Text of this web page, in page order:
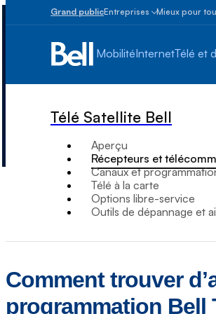
Grand publicEntreprises
entreprises
100
Moyennes
grandes
Plus
de
100
employés
Mieux pour
MobilitéInternetTélé et
Télé Satellite Bell
Aperçu
Récepteurs et
Canaux et
Télé à la carte
Options libre-service
Outils de dépannage et
Comment trouver
programmation Bell